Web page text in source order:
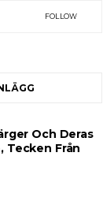
FOLLOW
Och Deras
Tecken Från